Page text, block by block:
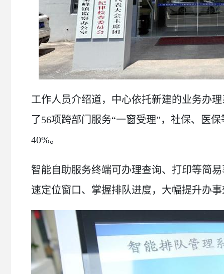
工作人员介绍道，中心依托新建的业务办
了56项跨部门服务“一窗受理”，社保、医
40%。
智能自助服务终端可办理查询、打印等简
速定位窗口、掌握排队进度，大幅提升办事